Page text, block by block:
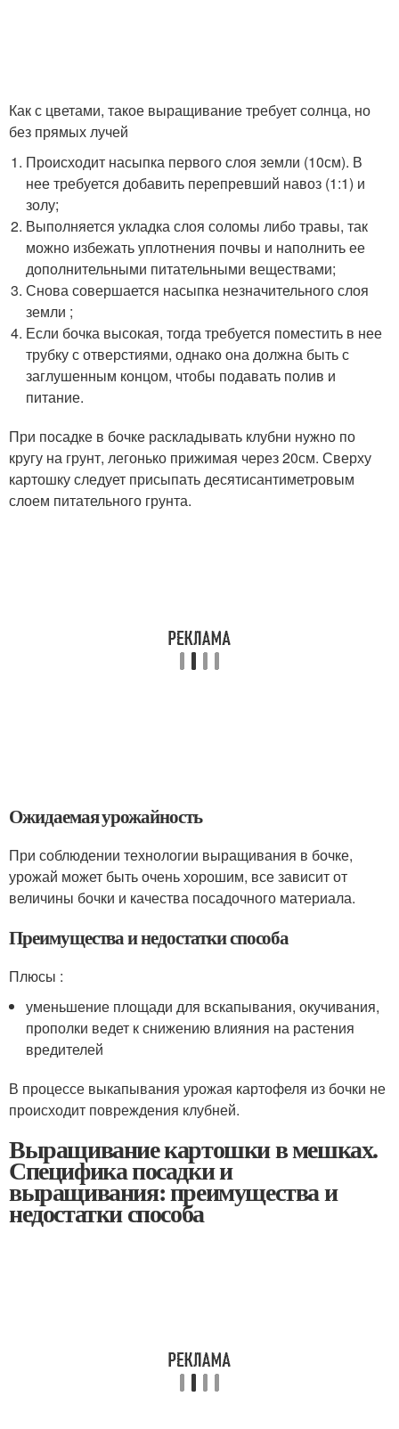
Как с цветами, такое выращивание требует солнца, но
без прямых лучей
Происходит насыпка первого слоя земли (10см). В
нее требуется добавить перепревший навоз (1:1) и
золу;
Выполняется укладка слоя соломы либо травы, так
можно избежать уплотнения почвы и наполнить ее
дополнительными питательными веществами;
Снова совершается насыпка незначительного слоя
земли ;
Если бочка высокая, тогда требуется поместить в нее
трубку с отверстиями, однако она должна быть с
заглушенным концом, чтобы подавать полив и
питание.
При посадке в бочке раскладывать клубни нужно по
кругу на грунт, легонько прижимая через 20см. Сверху
картошку следует присыпать десятисантиметровым
слоем питательного грунта.
Ожидаемая урожайность
При соблюдении технологии выращивания в бочке,
урожай может быть очень хорошим, все зависит от
величины бочки и качества посадочного материала.
Преимущества и недостатки способа
Плюсы :
уменьшение площади для вскапывания, окучивания,
прополки ведет к снижению влияния на растения
вредителей
В процессе выкапывания урожая картофеля из бочки не
происходит повреждения клубней.
Выращивание картошки в мешках.
Специфика посадки и
выращивания: преимущества и
недостатки способа